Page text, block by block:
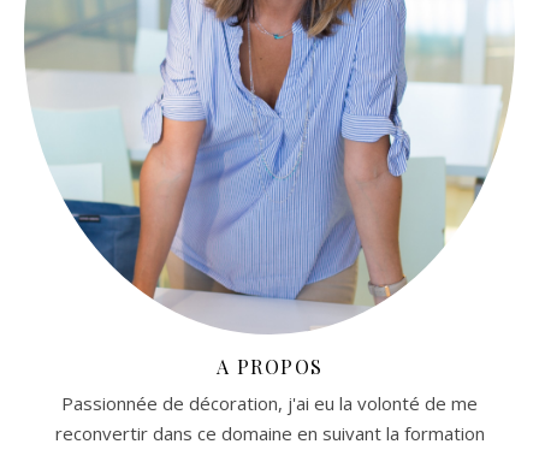
A PROPOS
Passionnée de décoration, j'ai eu la volonté de me
reconvertir dans ce domaine en suivant la formation